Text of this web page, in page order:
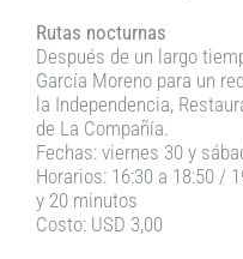
Rutas nocturnas
Después de un largo
García Moreno para un
la Independencia,
de La Compañía.
Fechas: viernes 30 y
Horarios: 16:30 a 18:50 /
y 20 minutos
Costo: USD 3,00